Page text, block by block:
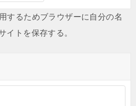
するためブラウザーに自分の名
イトを保存する。